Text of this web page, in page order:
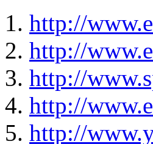
http://
http://
http://
http://
http://